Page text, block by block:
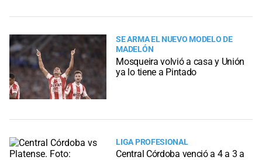
SE ARMA EL NUEVO MODELO DE
MADELÓN
Mosqueira volvió a casa y Unión
ya lo tiene a Pintado
LIGA PROFESIONAL
Central Córdoba venció a 4 a 3 a